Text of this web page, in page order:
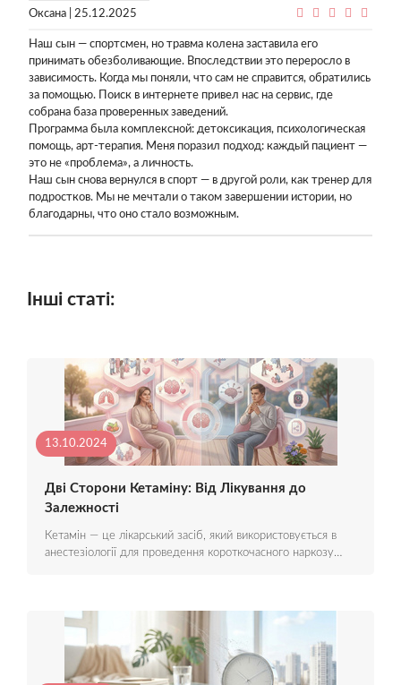
Оксана | 25.12.2025
Наш сын — спортсмен, но травма колена заставила его
принимать обезболивающие. Впоследствии это переросло в
зависимость. Когда мы поняли, что сам не справится, обратились
за помощью. Поиск в интернете привел нас на сервис, где
собрана база проверенных заведений.
Программа была комплексной: детоксикация, психологическая
помощь, арт-терапия. Меня поразил подход: каждый пациент —
это не «проблема», а личность.
Наш сын снова вернулся в спорт — в другой роли, как тренер для
подростков. Мы не мечтали о таком завершении истории, но
благодарны, что оно стало возможным.
Інші статі:
13.10.2024
Дві Сторони Кетаміну: Від Лікування до
Залежності
Кетамін — це лікарський засіб, який використовується в
анестезіології для проведення короткочасного наркозу…